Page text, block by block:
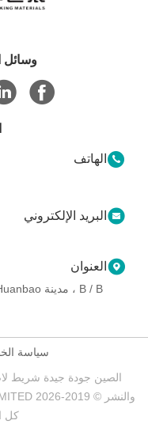
وسائل
الهاتف
البريد الإلكتروني
العنوان
سياسة
الصين جودة جيدة شريط
كل